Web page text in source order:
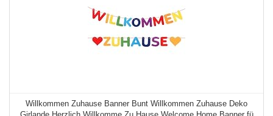
Willkommen Zuhause Banner Bunt Willkommen Zuhause Deko